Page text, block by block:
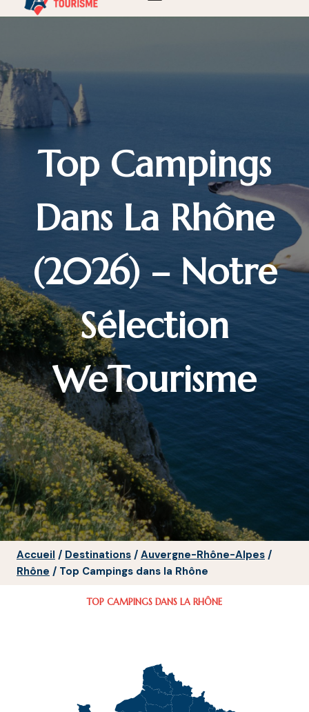
content
Top Campings
Dans La Rhône
(2026) – Notre
Sélection
WeTourisme
Accueil / Destinations / Auvergne-Rhône-Alpes /
Rhône / Top Campings dans la Rhône
TOP CAMPINGS DANS LA RHÔNE